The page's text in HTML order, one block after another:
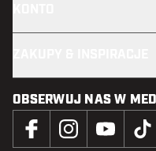
OBSERWUJ NAS W